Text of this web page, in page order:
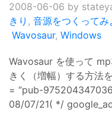
2008-06-06 by
きり , 音源をつくってみ
Wavosaur, Windows
Wavosaur を使って
きく（増幅）する方法
= “pub-
08/07/21( */